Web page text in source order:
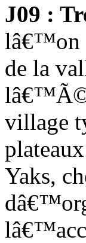
J09 :
lâ€™on
de la
village
Yaks,